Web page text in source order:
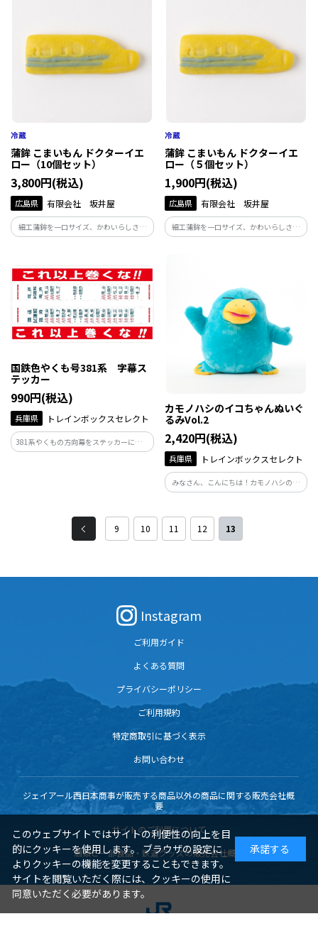
蒲鉾 こまいもん ドクターイエ
ロー（10個セット）
3,800円(税込)
広島県 有限会社 坂井屋
細工蒲鉾を一口サイズ、かわいらしさ、
具材の形、個包装、楽しさ、プチ、ミニ、
リーズです 。
蒲鉾 こまいもん ドクターイエ
ロー（５個セット）
1,900円(税込)
広島県 有限会社 坂井屋
細工蒲鉾を一口サイズ、かわいらしさ、
具材の形、個包装、楽しさ、プチ、ミニ、
国鉄色やくも号381系 字幕ス
テッカー
990円(税込)
兵庫県 トレインボックスセレクト
381系やくもの方向幕をステッカーにしま
した♪
カモノハシのイコちゃんぬいぐ
るみVol.2
2,420円(税込)
兵庫県 トレインボックスセレクト
みなさん、こんにちは！カモノハシのイ
コちゃんです。
9 10 11 12 13
Instagram
ご利用ガイド
よくある質問
プライバシーポリシー
ご利用規約
特定商取引に基づく表示
お問い合わせ
ジェイアール西日本商事が販売する商品以外の商品に関する販売会社概
要
サイトのご利用について
酒類と一部食品・鉄道グッズの販売会社概要
このウェブサイトではサイトの利便性の向上を目
的にクッキーを使用します。 ブラウザの設定に
よりクッキーの機能を変更することもできます。
サイトを閲覧いただく際には、クッキーの使用に
同意いただく必要があります。
承諾する